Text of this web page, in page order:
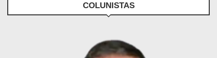
COLUNISTAS